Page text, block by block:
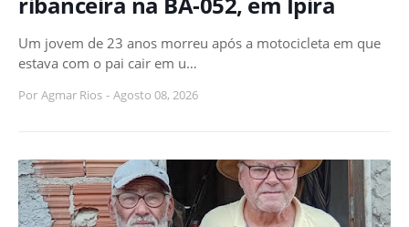
Um jovem de 23 anos morreu após a motocicleta em que
estava com o pai cair em u…
Por Agmar Rios - Agosto 08, 2026